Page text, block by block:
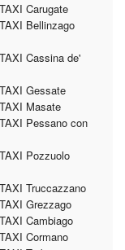
Carugate
Bellinzago
Cassina de'
Gessate
Masate
Pessano con
Pozzuolo
Truccazzano
Grezzago
Cambiago
Cormano